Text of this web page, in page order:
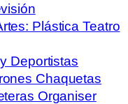
Plástica Teatro
Deportistas
Chaquetas
Organiser